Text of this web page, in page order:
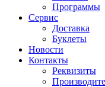
Программы
Сервис
Доставка
Буклеты
Новости
Контакты
Реквизиты